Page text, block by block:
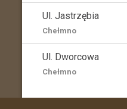
Ul. Jastrzębia
Chełmno
Ul. Dworcowa
Chełmno